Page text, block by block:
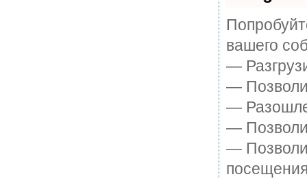
вашего
—
—
—
—
—